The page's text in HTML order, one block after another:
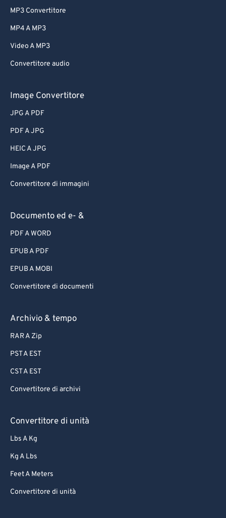
MP3 Convertitore
MP4 A MP3
Video A MP3
Convertitore audio
Image Convertitore
JPG A PDF
PDF A JPG
HEIC A JPG
Image A PDF
Convertitore di immagini
Documento ed e- &
PDF A WORD
EPUB A PDF
EPUB A MOBI
Convertitore di documenti
Archivio & tempo
RAR A Zip
PST A EST
CST A EST
Convertitore di archivi
Convertitore di unità
Lbs A Kg
Kg A Lbs
Feet A Meters
Convertitore di unità